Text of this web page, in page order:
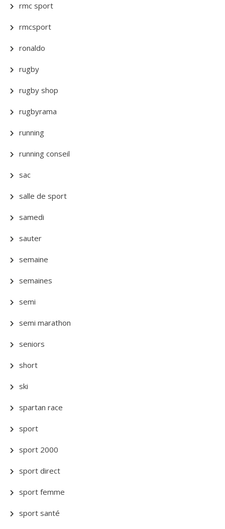
rmc sport
rmcsport
ronaldo
rugby
rugby shop
rugbyrama
running
running conseil
sac
salle de sport
samedi
sauter
semaine
semaines
semi
semi marathon
seniors
short
ski
spartan race
sport
sport 2000
sport direct
sport femme
sport santé